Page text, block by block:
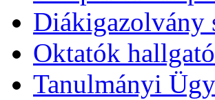
Diákigazolvány
Oktatók
Tanulmányi